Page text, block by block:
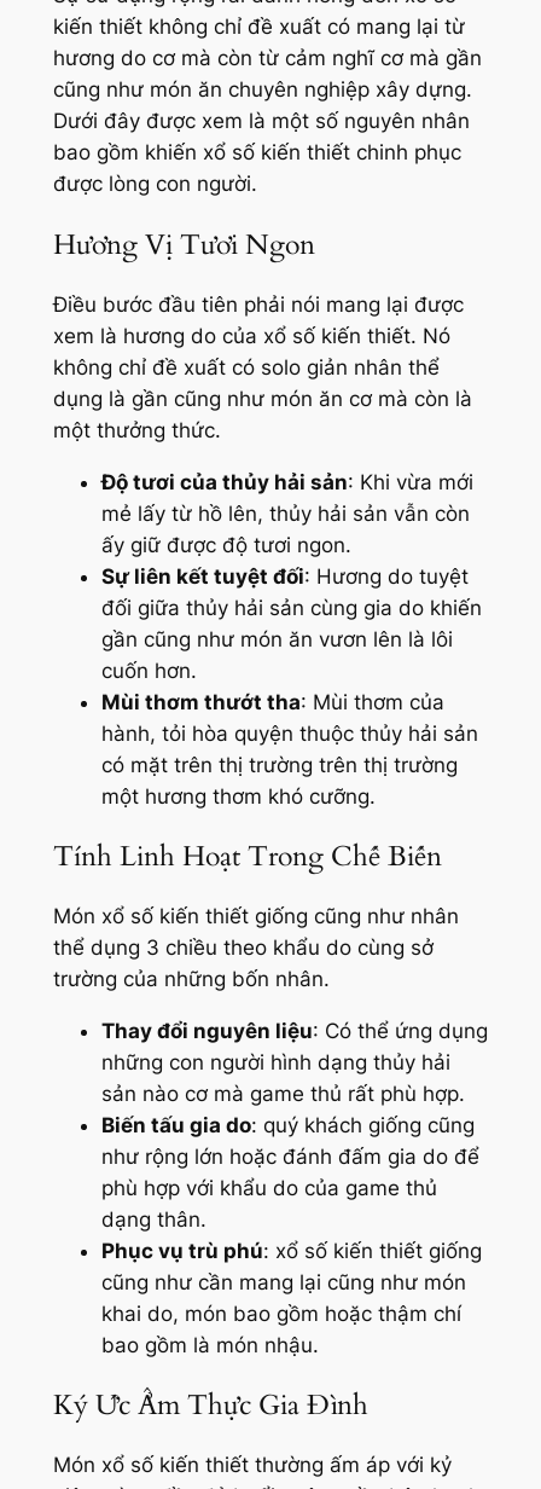
kiến thiết không chỉ đề xuất có mang lại từ
hương do cơ mà còn từ cảm nghĩ cơ mà gần
cũng như món ăn chuyên nghiệp xây dựng.
Dưới đây được xem là một số nguyên nhân
bao gồm khiến xổ số kiến thiết chinh phục
được lòng con người.
Hương Vị Tươi Ngon
Điều bước đầu tiên phải nói mang lại được
xem là hương do của xổ số kiến thiết. Nó
không chỉ đề xuất có solo giản nhân thể
dụng là gần cũng như món ăn cơ mà còn là
một thưởng thức.
Độ tươi của thủy hải sản: Khi vừa mới
mẻ lấy từ hồ lên, thủy hải sản vẫn còn
ấy giữ được độ tươi ngon.
Sự liên kết tuyệt đối: Hương do tuyệt
đối giữa thủy hải sản cùng gia do khiến
gần cũng như món ăn vươn lên là lôi
cuốn hơn.
Mùi thơm thướt tha: Mùi thơm của
hành, tỏi hòa quyện thuộc thủy hải sản
có mặt trên thị trường trên thị trường
một hương thơm khó cưỡng.
Tính Linh Hoạt Trong Chế Biến
Món xổ số kiến thiết giống cũng như nhân
thể dụng 3 chiều theo khẩu do cùng sở
trường của những bốn nhân.
Thay đổi nguyên liệu: Có thể ứng dụng
những con người hình dạng thủy hải
sản nào cơ mà game thủ rất phù hợp.
Biến tấu gia do: quý khách giống cũng
như rộng lớn hoặc đánh đấm gia do để
phù hợp với khẩu do của game thủ
dạng thân.
Phục vụ trù phú: xổ số kiến thiết giống
cũng như cần mang lại cũng như món
khai do, món bao gồm hoặc thậm chí
bao gồm là món nhậu.
Ký Ức Ẩm Thực Gia Đình
Món xổ số kiến thiết thường ấm áp với kỷ